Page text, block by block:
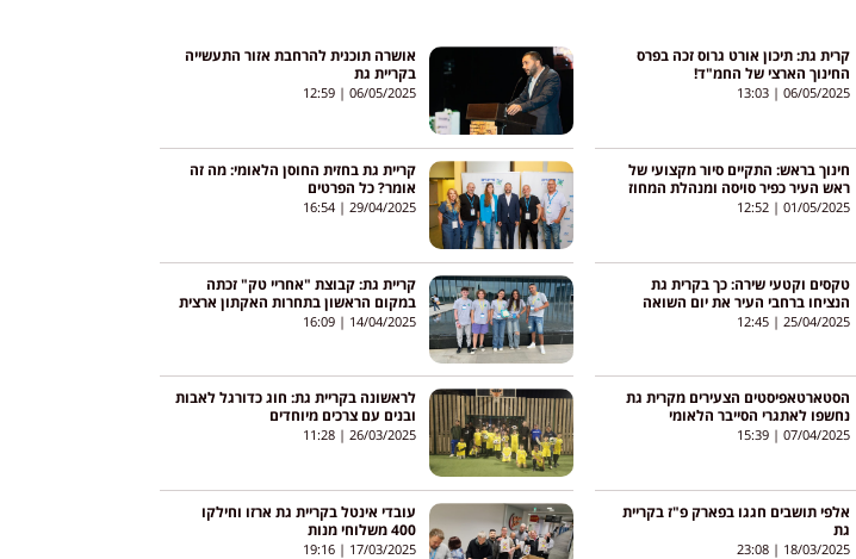
קרית גת: תיכון אורט גרוס זכה בפרס
החינוך הארצי של החמ"ד!
06/05/2025
אושרה תוכנית להרחבת אזור התעשייה
בקריית גת
06/05/2025
12:59
חינוך בראש: התקיים סיור מקצועי של
ראש העיר כפיר סויסה ומנהלת המחוז
מירי נבון
01/05/2025
קריית גת בחזית החוסן הלאומי: מה זה
אומר? כל הפרטים
29/04/2025
16:54
טקסים וקטעי שירה: כך בקרית גת
הנציחו ברחבי העיר את יום השואה
25/04/2025
קריית גת: קבוצת "אחריי טק" זכתה
במקום הראשון בתחרות האקתון ארצית
14/04/2025
16:09
הסטארטאפיסטים הצעירים מקרית גת
נחשפו לאתגרי הסייבר הלאומי
07/04/2025
לראשונה בקריית גת: חוג כדורגל לאבות
ובנים עם צרכים מיוחדים
26/03/2025
11:28
אלפי תושבים חגגו בפארק פ"ז בקריית
גת
18/03/2025
עובדי אינטל בקריית גת ארזו וחילקו
400 משלוחי מנות
17/03/2025
19:16